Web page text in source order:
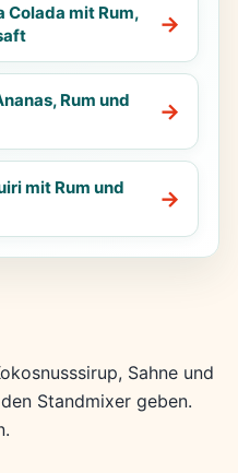
Colada mit Rum,
Rum und
mit Rum und
Sahne und
Standmixer geben.